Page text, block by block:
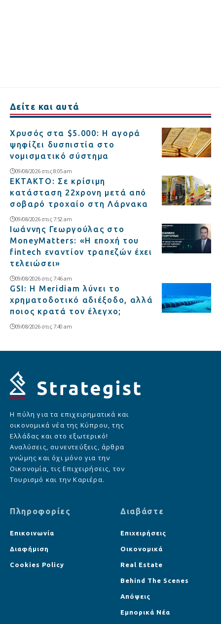
Δείτε και αυτά
Χρυσός στα $5.000: Η αγορά
ψηφίζει δυσπιστία στο
νομισματικό σύστημα
09/08/2026 στις 8:05 am
ΕΚΤΑΚΤΟ: Σε κρίσιμη
κατάσταση 22χρονη μετά από
σοβαρό τροχαίο στη Λάρνακα
09/08/2026 στις 7:52 am
Ιωάννης Γεωργούλας στο
MoneyMatters: «Η εποχή του
fintech εναντίον τραπεζών έχει
τελειώσει»
09/08/2026 στις 7:46 am
GSI: Η Meridiam λύνει το
χρηματοδοτικό αδιέξοδο, αλλά
ποιος κρατά τον έλεγχο;
09/08/2026 στις 7:40 am
Η πύλη για τα επιχειρηματικά και
οικονομικά νέα της Κύπρου, της
Ελλάδας και στο εξωτερικό!
Αναλύσεις, συνεντεύξεις, άρθρα
γνώμης και όχι μόνο για την
Οικονομία, τις Επιχειρήσεις, τον
Τουρισμό και την Καριέρα.
Πληροφορίες
Επικοινωνία
Διαφήμιση
Cookies Policy
Διαβάστε
Επιχειρήσεις
Οικονομικά
Real Estate
Behind The Scenes
Απόψεις
Εμπορικά Νέα